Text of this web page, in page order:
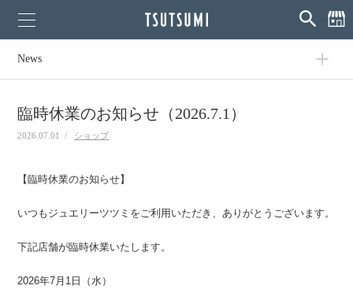
News
臨時休業のお知らせ（2026.7.1）
2026.07.01 / ショップ
【臨時休業のお知らせ】
いつもジュエリーツツミをご利用いただき、ありがとうございます。
下記店舗が臨時休業いたします。
2026年7月1日（水）